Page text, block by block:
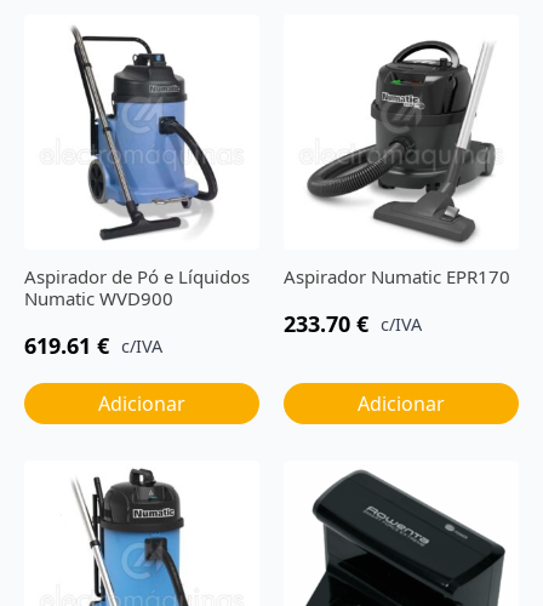
Aspirador de Pó e Líquidos
Numatic WVD900
619.61 € c/IVA
Adicionar
Aspirador Numatic EPR170
233.70 € c/IVA
Adicionar